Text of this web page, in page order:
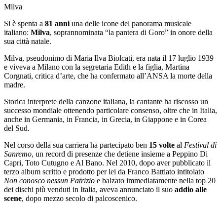
Milva
Si è spenta a 81 anni una delle icone del panorama musicale
italiano: Milva, soprannominata “la pantera di Goro” in onore della
sua città natale.
Milva, pseudonimo di Maria Ilva Biolcati, era nata il 17 luglio 1939
e viveva a Milano con la segretaria Edith e la figlia, Martina
Corgnati, critica d’arte, che ha confermato all’ANSA la morte della
madre.
Storica interprete della canzone italiana, la cantante ha riscosso un
successo mondiale ottenendo particolare consenso, oltre che in Italia,
anche in Germania, in Francia, in Grecia, in Giappone e in Corea
del Sud.
Nel corso della sua carriera ha partecipato ben 15 volte al Festival di
Sanremo, un record di presenze che detiene insieme a Peppino Di
Capri, Toto Cutugno e Al Bano. Nel 2010, dopo aver pubblicato il
terzo album scritto e prodotto per lei da Franco Battiato intitolato
Non conosco nessun Patrizio e balzato immediatamente nella top 20
dei dischi più venduti in Italia, aveva annunciato il suo addio alle
scene, dopo mezzo secolo di palcoscenico.